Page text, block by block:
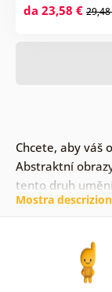
da 23,58 €
Chcete, aby váš
Abstraktní
tento druh
a představivost.
Nepravidelné
tvary řadí
Mostra